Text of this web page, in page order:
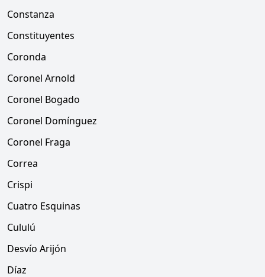
Constanza
Constituyentes
Coronda
Coronel Arnold
Coronel Bogado
Coronel Domínguez
Coronel Fraga
Correa
Crispi
Cuatro Esquinas
Cululú
Desvío Arijón
Díaz